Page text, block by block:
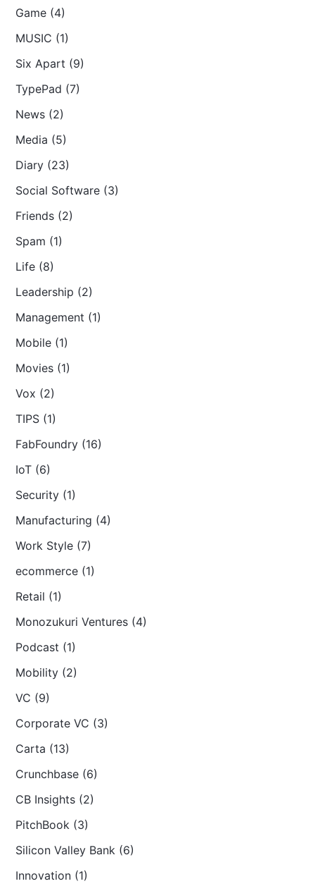
Game (4)
MUSIC (1)
Six Apart (9)
TypePad (7)
News (2)
Media (5)
Diary (23)
Social Software (3)
Friends (2)
Spam (1)
Life (8)
Leadership (2)
Management (1)
Mobile (1)
Movies (1)
Vox (2)
TIPS (1)
FabFoundry (16)
IoT (6)
Security (1)
Manufacturing (4)
Work Style (7)
ecommerce (1)
Retail (1)
Monozukuri Ventures (4)
Podcast (1)
Mobility (2)
VC (9)
Corporate VC (3)
Carta (13)
Crunchbase (6)
CB Insights (2)
PitchBook (3)
Silicon Valley Bank (6)
Innovation (1)